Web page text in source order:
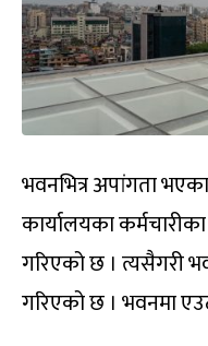
भवनभित्र अपांगता
कार्यालयका
गरिएको छ । त्यसैगरी
गरिएको छ । भवनमा